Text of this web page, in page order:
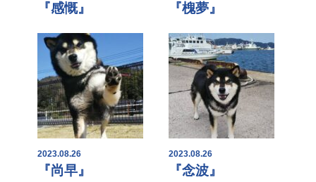
『感慨』 『槐夢』
2023.08.26
『尚早』
2023.08.26
『念波』